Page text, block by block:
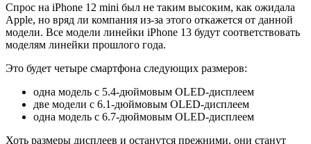
Спрос на iPhone 12 mini был не таким высоким, как ожидала
Apple, но вряд ли компания из-за этого откажется от данной
модели. Все модели линейки iPhone 13 будут соответствовать
моделям линейки прошлого года.
Это будет четыре смартфона следующих размеров:
одна модель с 5.4-дюймовым OLED-дисплеем
две модели с 6.1-дюймовым OLED-дисплеем
одна модель с 6.7-дюймовым OLED-дисплеем
Хоть размеры дисплеев и останутся прежними, они станут